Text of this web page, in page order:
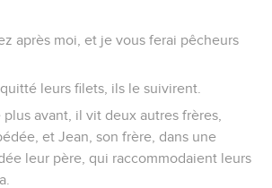
après moi, et je vous ferai pêcheurs
leurs filets, ils le suivirent.
avant, il vit deux autres frères,
et Jean, son frère, dans une
leur père, qui raccommodaient leurs